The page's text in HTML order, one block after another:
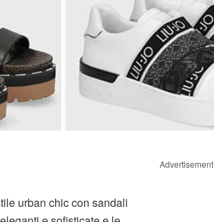
urban chic con sandali
Advertisement